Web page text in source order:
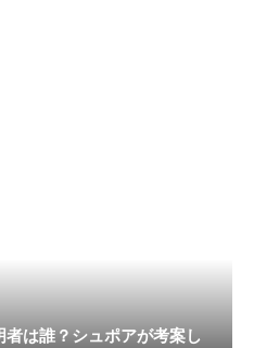
は誰？シュポアが考案し